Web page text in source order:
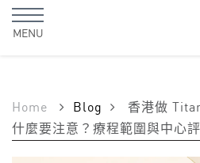
MENU
Home Blog
香港做
什麼要注意？療程範圍與中心